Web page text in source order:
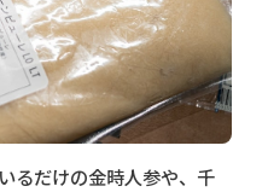
るだけの金時人参や、千